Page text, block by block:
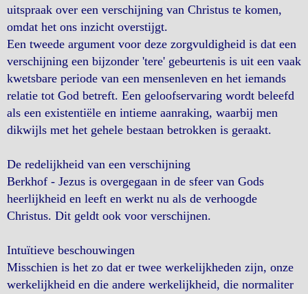
uitspraak over een verschijning van Christus te komen,
omdat het ons inzicht overstijgt.
Een tweede argument voor deze zorgvuldigheid is dat een
verschijning een bijzonder 'tere' gebeurtenis is uit een vaak
kwetsbare periode van een mensenleven en het iemands
relatie tot God betreft. Een geloofservaring wordt beleefd
als een existentiële en intieme aanraking, waarbij men
dikwijls met het gehele bestaan betrokken is geraakt.
De redelijkheid van een verschijning
Berkhof - Jezus is overgegaan in de sfeer van Gods
heerlijkheid en leeft en werkt nu als de verhoogde
Christus. Dit geldt ook voor verschijnen.
Intuïtieve beschouwingen
Misschien is het zo dat er twee werkelijkheden zijn, onze
werkelijkheid en die andere werkelijkheid, die normaliter